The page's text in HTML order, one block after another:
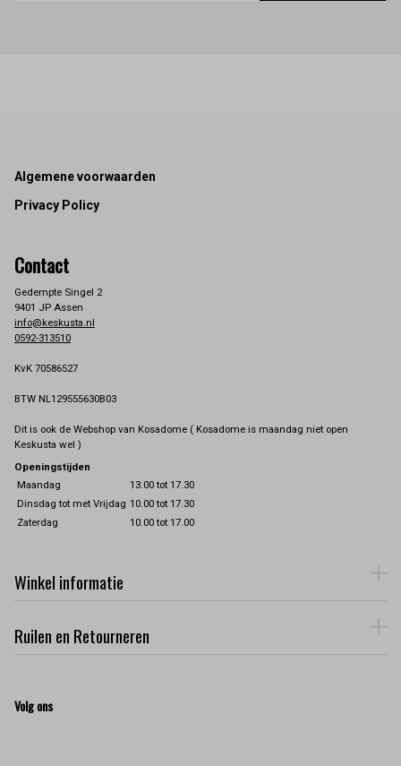
Footer
Algemene voorwaarden
Privacy Policy
Contact
Gedempte Singel 2
9401 JP Assen
info@keskusta.nl
0592-313510
KvK 70586527
BTW NL129555630B03
Dit is ook de Webshop van Kosadome ( Kosadome is maandag niet open
Keskusta wel )
Openingstijden
Maandag
13.00 tot 17.30
Dinsdag tot met Vrijdag 10.00 tot 17.30
Zaterdag
10.00 tot 17.00
Winkel informatie
Ruilen en Retourneren
Volg ons